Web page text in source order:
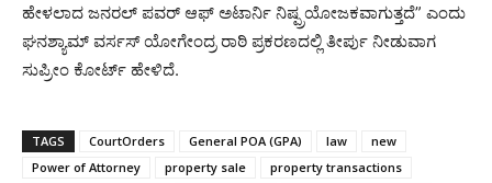
ಹೇಳಲಾದ ಜನರಲ್ ಪವರ್ ಆಫ್ ಅಟಾರ್ನಿ ನಿಷ್ಪ್ರಯೋಜಕವಾಗುತ್ತದೆ” ಎಂದು
ಘನಶ್ಯಾಮ್ ವರ್ಸಸ್ ಯೋಗೇಂದ್ರ ರಾಠಿ ಪ್ರಕರಣದಲ್ಲಿ ತೀರ್ಪು ನೀಡುವಾಗ
ಸುಪ್ರೀಂ ಕೋರ್ಟ್ ಹೇಳಿದೆ.
TAGS CourtOrders General POA (GPA) law
new
Power of Attorney
property sale
property transactions